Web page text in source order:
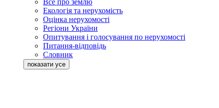
Все про землю
Екологія та нерухомість
Оцінка нерухомості
Регіони України
Опитування і голосування по нерухомості
Питання-відповідь
Словник